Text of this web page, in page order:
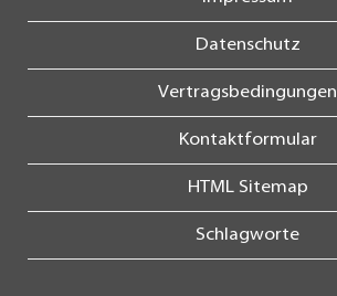
Datenschutz
Vertragsbedingungen
Kontaktformular
HTML Sitemap
Schlagworte